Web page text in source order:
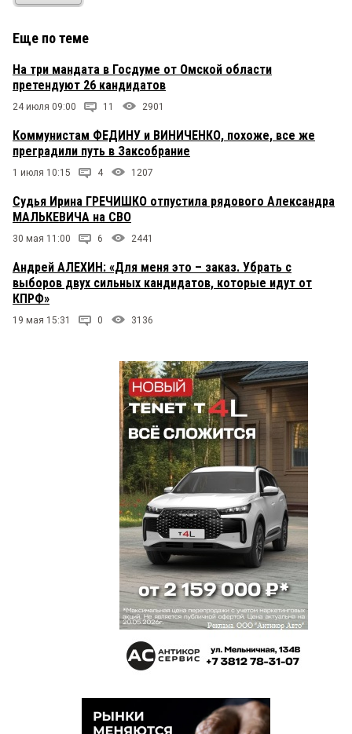
Еще по теме
На три мандата в Госдуме от Омской области
претендуют 26 кандидатов
24 июля 09:00 11 2901
Коммунистам ФЕДИНУ и ВИНИЧЕНКО, похоже, все же
преградили путь в Заксобрание
1 июля 10:15 4 1207
Судья Ирина ГРЕЧИШКО отпустила рядового Александра
МАЛЬКЕВИЧА на СВО
30 мая 11:00 6 2441
Андрей АЛЕХИН: «Для меня это – заказ. Убрать с
выборов двух сильных кандидатов, которые идут от
КПРФ»
19 мая 15:31 0 3136